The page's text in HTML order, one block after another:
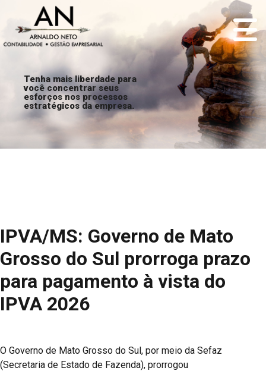
Tenha mais liberdade para
você concentrar seus
esforços nos processos
estratégicos da empresa.
IPVA/MS: Governo de Mato
Grosso do Sul prorroga prazo
para pagamento à vista do
IPVA 2026
O Governo de Mato Grosso do Sul, por meio da Sefaz
(Secretaria de Estado de Fazenda), prorrogou